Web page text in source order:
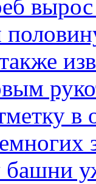
в
башни